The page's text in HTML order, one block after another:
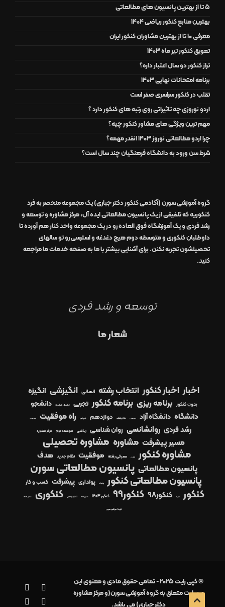
5 تا از بهترین پانسیون های مطالعاتی
بهترین منابع کنکور ریاضی 1404
معرفی 10 تا از بهترین مشاوران کنکور ایران
تعویق کنکور تیر ماه 1403
تراز کنکور دو سال اعتبار داره؟
برنامه امتحانات نهایی 1403
تقلب در کنکور سراسری صفر است
اردو نوروزی چه تاثیراتی روی رتبه های کنکور دارد ؟
مهم ترین ویژگی های مشاور کنکور چیه؟
چرا اردو مطالعاتی نوروز 1403 انقدر مهمه؟
شرط سن ورود به دانشگاه فرهنگیان چند سال است؟
گروه آموزشی سورن (آکادمی کنکور دکتر جباری)یک مجموعه منحصر به فرد
کنکوریه که تلفیقی از یکپانسیون مطالعاتیایده آل،مرکز مشاوره و توسعه و
رشدفردیو یکآموزشگاهفوق العادهرو دریک مجموعه واحدکنار هم آورده تا
داوطلبان کنکوری و متوسطه دوم هیچ دغدغه و استرسی رو تو سالهای
تحصیلشون تجربه نکنن. برای آشنایی بیشتر با ما به صفحهخدمات مامراجعه
کنید.
توسعه و رشد فردی
شعار ما
اخبار اخبار کنکور انتخاب رشته انسانی انگیزشی انگیزه
بدون کنکور برنامه ریزی برنامه کنکور تجربی تکمیل ظرفیت دانشجو
دانشگاه دانشگاه آزاد دبیرستان دندانپزشکی دوازدهم دیپلم راه موفقیت رشته انسانی
رشد فردی روانشانسی روان شناسی ریاضی متوسطه دوم مرکز مشاوره
مسیر پیشرفت مشاوره مشاوره تحصیلی
مشاوره کنکور
معدل معرفی رشته موفقیت نظام جدید هدف
پانسیون مطالعاتی پانسیون مطالعاتی سورن
پانسیون مطالعاتی کنکور پزشکی پولداری پیشرفت کسب و کار
کنکور کنکور97 کنکور98 کنکور99 کنکور 1403 کنکور1404 کنکور ریاضی کنکوری کنکور ۱۴۰۲
گروه آموزشی سورن
© کپی رایت 2025 - تمامی حقوق مادی و معنوی این
وبسایت متعلق به گروه آموزشی سورن(و مرکز مشاوره
دکتر جباری) می باشد.